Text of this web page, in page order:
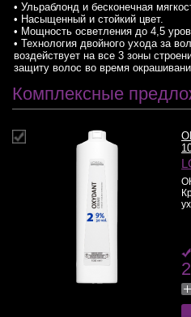
• Ульраблонд и бесконечная
• Насыщенный и стойкий цвет.
• Мощность осветления до 4,5
• Технология двойного ухода за
воздействует на все 3 зоны
защиту волос во время
Комплексные